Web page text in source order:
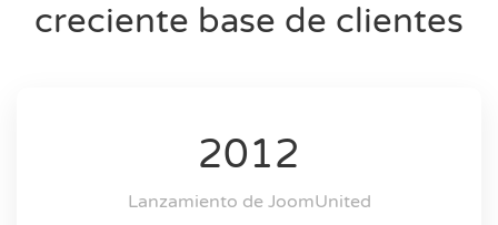
creciente base de clientes
2012
Lanzamiento de JoomUnited